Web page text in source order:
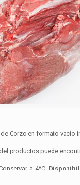
de Corzo en formato vacío
productos puede
a 4ºC.